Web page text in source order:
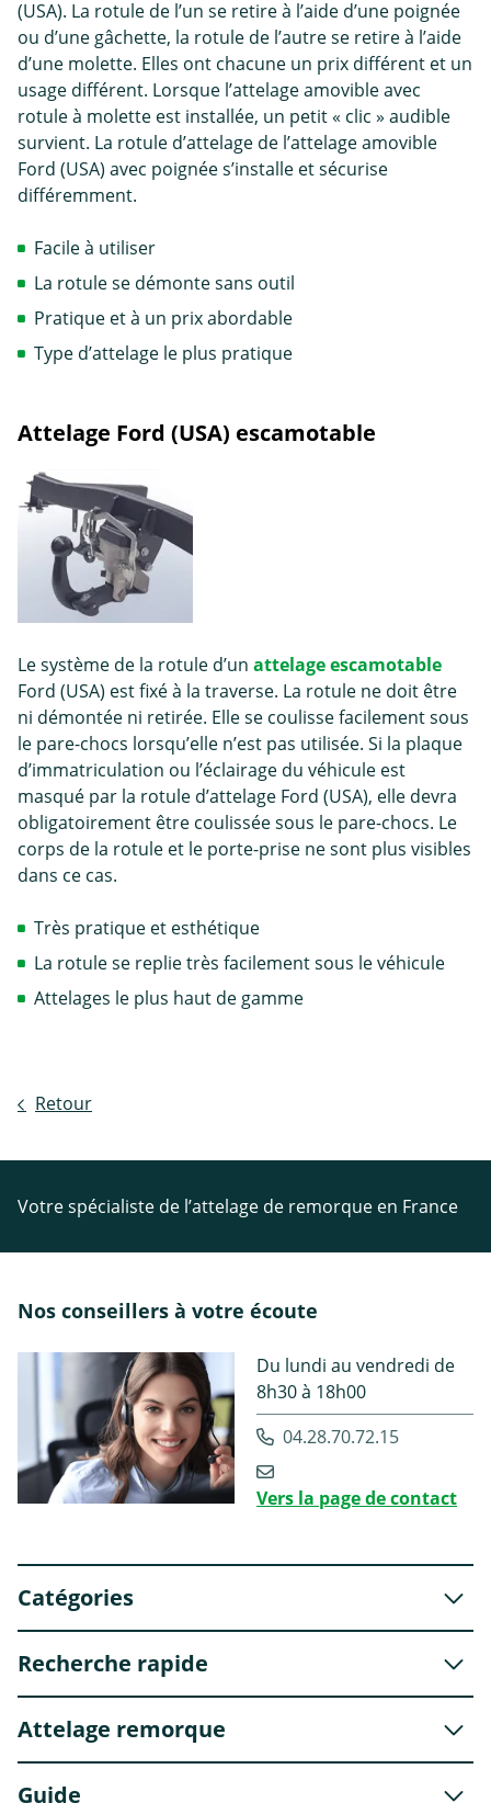
(USA). La rotule de l’un se retire à l’aide d’une poignée
ou d’une gâchette, la rotule de l’autre se retire à l’aide
d’une molette. Elles ont chacune un prix différent et un
usage différent. Lorsque l’attelage amovible avec
rotule à molette est installée, un petit « clic » audible
survient. La rotule d’attelage de l’attelage amovible
Ford (USA) avec poignée s’installe et sécurise
différemment.
Facile à utiliser
La rotule se démonte sans outil
Pratique et à un prix abordable
Type d’attelage le plus pratique
Attelage Ford (USA) escamotable
Le système de la rotule d’un attelage escamotable
Ford (USA) est fixé à la traverse. La rotule ne doit être
ni démontée ni retirée. Elle se coulisse facilement sous
le pare-chocs lorsqu’elle n’est pas utilisée. Si la plaque
d’immatriculation ou l’éclairage du véhicule est
masqué par la rotule d’attelage Ford (USA), elle devra
obligatoirement être coulissée sous le pare-chocs. Le
corps de la rotule et le porte-prise ne sont plus visibles
dans ce cas.
Très pratique et esthétique
La rotule se replie très facilement sous le véhicule
Attelages le plus haut de gamme
Retour
Votre spécialiste de l’attelage de remorque en France
Nos conseillers à votre écoute
Du lundi au vendredi de
8h30 à 18h00
04.28.70.72.15
Vers la page de contact
Catégories
Recherche rapide
Attelage remorque
Guide